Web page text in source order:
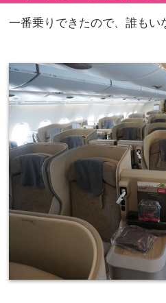
一番乗りできたので、誰もい